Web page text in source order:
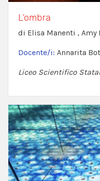
L’ombra
di Elisa Manenti , Amy
Docente/i: Annarita
Liceo Scientifico